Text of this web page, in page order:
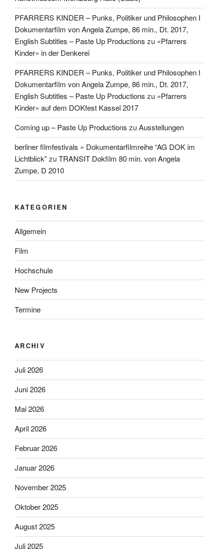
PFARRERS KINDER – Punks, Politiker und Philosophen I
Dokumentarfilm von Angela Zumpe, 86 min., Dt. 2017,
English Subtitles – Paste Up Productions zu »Pfarrers
Kinder« in der Denkerei
PFARRERS KINDER – Punks, Politiker und Philosophen I
Dokumentarfilm von Angela Zumpe, 86 min., Dt. 2017,
English Subtitles – Paste Up Productions zu »Pfarrers
Kinder« auf dem DOKfest Kassel 2017
Coming up – Paste Up Productions zuAusstellungen
berliner filmfestivals » Dokumentarfilmreihe “AG DOK im
Lichtblick”zuTRANSIT Dokfilm 80 min. von Angela
Zumpe, D 2010
KATEGORIEN
Allgemein
Film
Hochschule
New Projects
Termine
ARCHIV
Juli 2026
Juni 2026
Mai 2026
April 2026
Februar 2026
Januar 2026
November 2025
Oktober 2025
August 2025
Juli 2025